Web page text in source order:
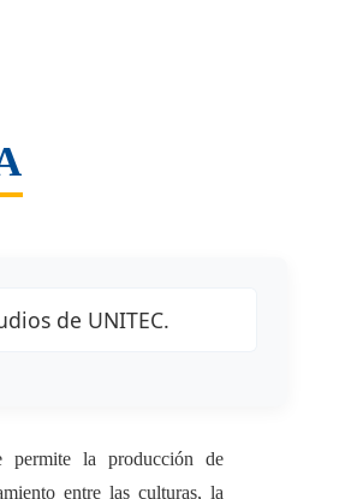
de UNITEC.
permite la producción de
entre las culturas, la